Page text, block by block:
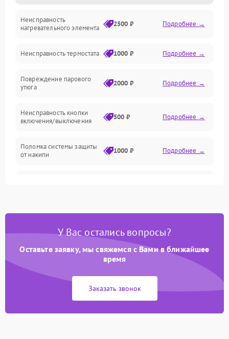
Герметичность
Электроника/Механические
Неисправность
нагревательного элемента
2500 ₽ Подробнее →
Неисправность термостата 1000 ₽ Подробнее →
Повреждение парового
утюга
2000 ₽ Подробнее →
Неисправность кнопки
включения/выключения
500 ₽ Подробнее →
Поломка системы защиты
от накипи
1000 ₽ Подробнее →
Поломка системы
Неисправность системы
2000 ₽ Подробнее →
Поломка сетевого шнура 500 ₽ Подробнее →
Неисправность системы
У Вас остались вопросы?
Оставьте заявку, мы свяжемся с Вами в ближайшее
время
Заказать звонок